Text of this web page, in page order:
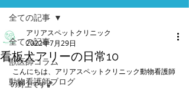
全ての記事
獣医師コラム
動物看護師ブログ
全ての記事
看板犬アリーの日常10
アリアスペットクリニック
2022年7月29日
の野上です🏀